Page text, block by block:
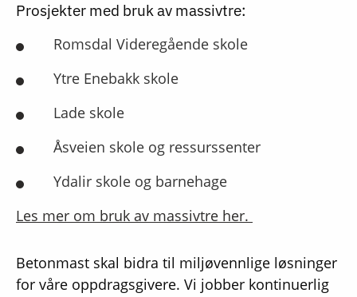
Prosjekter med bruk av massivtre:
Romsdal Videregående skole
Ytre Enebakk skole
Lade skole
Åsveien skole og ressurssenter
Ydalir skole og barnehage
Les mer om bruk av massivtre her.
Betonmast skal bidra til miljøvennlige løsninger
for våre oppdragsgivere. Vi jobber kontinuerlig